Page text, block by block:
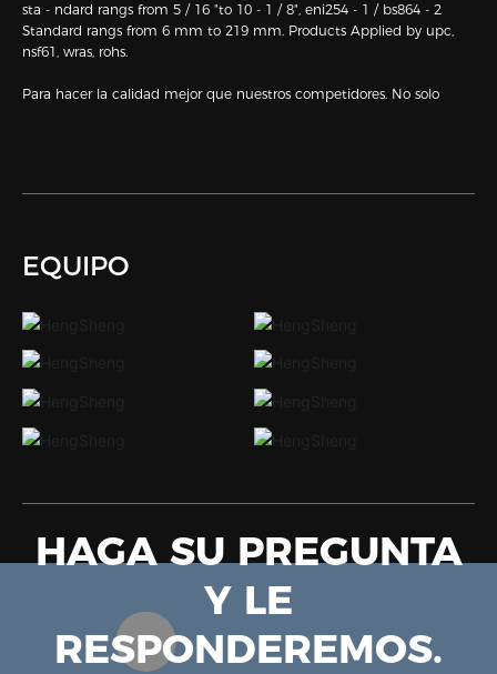
sta - ndard rangs from 5 / 16 "to 10 - 1 / 8", eni254 - 1 / bs864 - 2
Standard rangs from 6 mm to 219 mm. Products Applied by upc,
nsf61, wras, rohs.
Para hacer la calidad mejor que nuestros competidores. No solo
EQUIPO
HAGA SU PREGUNTA
Y LE
RESPONDEREMOS.